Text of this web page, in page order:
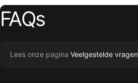
FAQs
Lees onze pagina Veelgestelde vragen